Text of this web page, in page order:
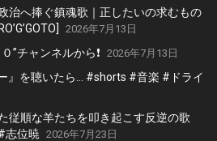
治へ捧ぐ鎮魂歌｜正したいの求むもの
2026年7月13日
”チャンネルから❗️ 2026年7月13日
』を聴いたら… #shorts #音楽 #ドライ
従順な羊たちを叩き起こす反逆の歌
志位暁 2026年7月23日